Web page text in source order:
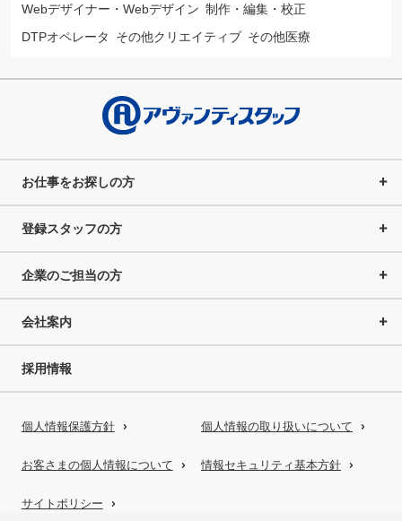
Webデザイナー・Webデザイン 制作・編集・校正
DTPオペレータ
その他クリエイティブ その他医療
お仕事をお探しの方
登録スタッフの方
企業のご担当の方
会社案内
採用情報
個人情報保護方針 個人情報の取り扱いについて
お客さまの個人情報について 情報セキュリティ基本方針
サイトポリシー